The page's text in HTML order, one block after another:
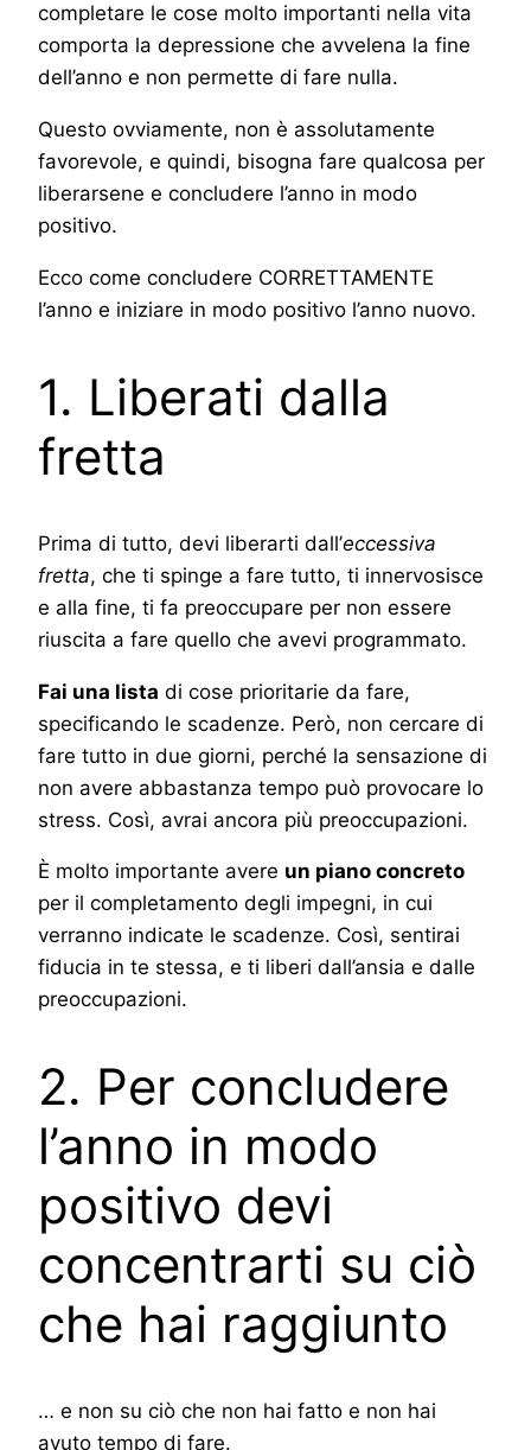
completare le cose molto importanti nella vita
comporta la depressione che avvelena la fine
dell’anno e non permette di fare nulla.
Questo ovviamente, non è assolutamente
favorevole, e quindi, bisogna fare qualcosa per
liberarsene e concludere l’anno in modo
positivo.
Ecco come concludere CORRETTAMENTE
l’anno e iniziare in modo positivo l’anno nuovo.
1. Liberati dalla
fretta
Prima di tutto, devi liberarti dall’eccessiva
fretta, che ti spinge a fare tutto, ti innervosisce
e alla fine, ti fa preoccupare per non essere
riuscita a fare quello che avevi programmato.
Fai una lista di cose prioritarie da fare,
specificando le scadenze. Però, non cercare di
fare tutto in due giorni, perché la sensazione di
non avere abbastanza tempo può provocare lo
stress. Così, avrai ancora più preoccupazioni.
È molto importante avere un piano concreto
per il completamento degli impegni, in cui
verranno indicate le scadenze. Così, sentirai
fiducia in te stessa, e ti liberi dall’ansia e dalle
preoccupazioni.
2. Per concludere
l’anno in modo
positivo devi
concentrarti su ciò
che hai raggiunto
… e non su ciò che non hai fatto e non hai
avuto tempo di fare.